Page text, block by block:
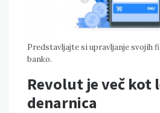
Predstavljajte si upravljanje svojih
banko.
Revolut je več kot
denarnica